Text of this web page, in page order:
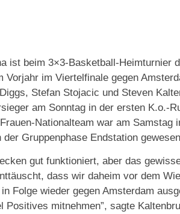
ist beim 3×3-Basketball-Heimturnier
Vorjahr im Viertelfinale gegen
Stefan Stojacic und Steven
am Sonntag in der ersten K.o.-
Nationalteam war am Samstag
Gruppenphase Endstation
gut funktioniert, aber das
dass wir daheim vor dem
Folge wieder gegen Amsterdam
Positives mitnehmen”, sagte